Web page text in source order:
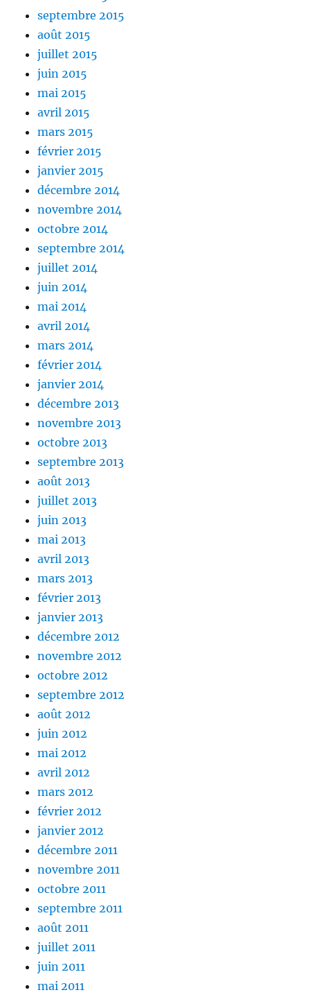
septembre 2015
août 2015
juillet 2015
juin 2015
mai 2015
avril 2015
mars 2015
février 2015
janvier 2015
décembre 2014
novembre 2014
octobre 2014
septembre 2014
juillet 2014
juin 2014
mai 2014
avril 2014
mars 2014
février 2014
janvier 2014
décembre 2013
novembre 2013
octobre 2013
septembre 2013
août 2013
juillet 2013
juin 2013
mai 2013
avril 2013
mars 2013
février 2013
janvier 2013
décembre 2012
novembre 2012
octobre 2012
septembre 2012
août 2012
juin 2012
mai 2012
avril 2012
mars 2012
février 2012
janvier 2012
décembre 2011
novembre 2011
octobre 2011
septembre 2011
août 2011
juillet 2011
juin 2011
mai 2011